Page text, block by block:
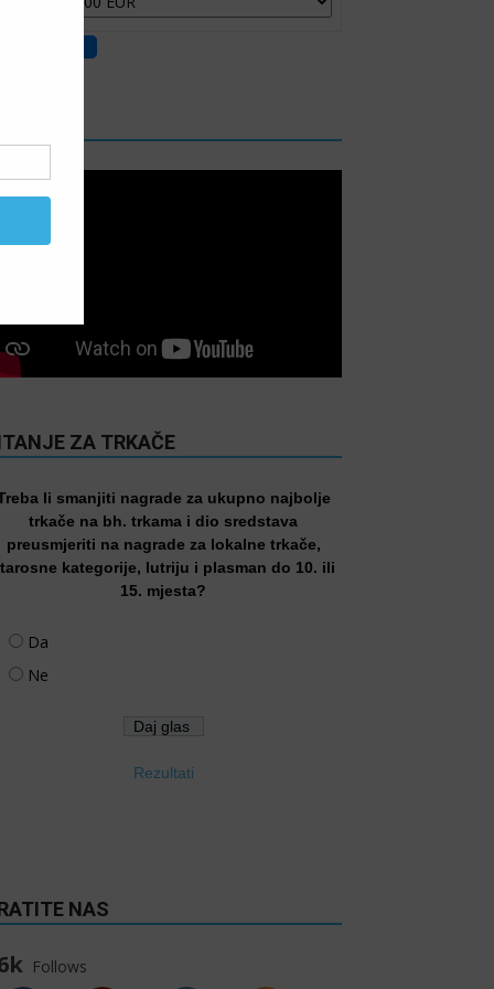
ZA TRKAČE
li smanjiti nagrade za ukupno najbolje
trkače na bh. trkama i dio sredstava
preusmjeriti na nagrade za lokalne trkače,
kategorije, lutriju i plasman do 10. ili
15. mjesta?
Da
Ne
Rezultati
NAS
Follows